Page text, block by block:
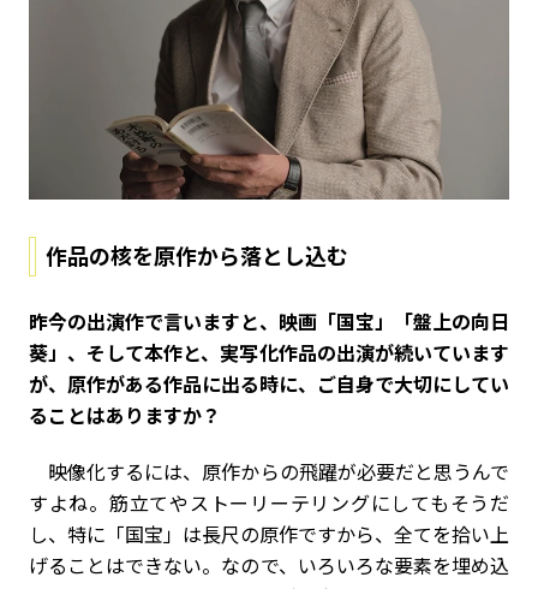
作品の核を原作から落とし込む
――昨今の出演作で言いますと、映画「国宝」「盤上の向日
葵」、そして本作と、実写化作品の出演が続いています
が、原作がある作品に出る時に、ご自身で大切にしてい
ることはありますか？
映像化するには、原作からの飛躍が必要だと思うんで
すよね。筋立てやストーリーテリングにしてもそうだ
し、特に「国宝」は長尺の原作ですから、全てを拾い上
げることはできない。なので、いろいろな要素を埋め込